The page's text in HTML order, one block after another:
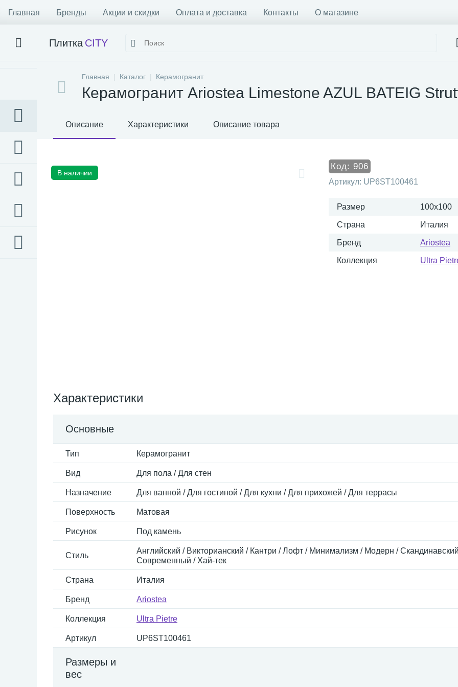
Главная Бренды Акции и скидки Оплата и доставка Контакты О магазине
Плитка CITY
Главная Каталог Керамогранит
Керамогранит Ariostea Limestone AZUL BATEIG
Описание Характеристики Описание товара
В наличии
Код: 906
Артикул: UP6ST100461
Размер 100x100
Страна Италия
Бренд Ariostea
Коллекция Ultra
Характеристики
Основные
Тип Керамогранит
Вид Для пола / Для стен
Назначение Для ванной / Для гостиной / Для кухни / Для прихожей / Для террасы
Поверхность Матовая
Рисунок Под камень
Стиль
Английский / Викторианский / Кантри / Лофт / Минимализм / Модерн /
Современный / Хай-тек
Страна Италия
Бренд Ariostea
Коллекция Ultra Pietre
Артикул UP6ST100461
Размеры и
вес